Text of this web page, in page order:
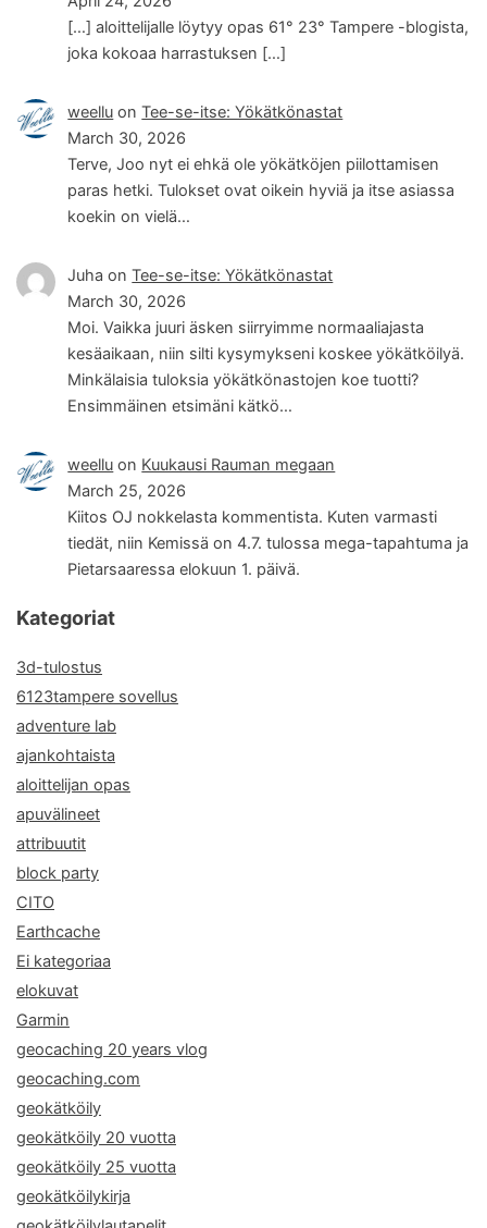
[…] aloittelijalle löytyy opas 61° 23° Tampere -blogista,
joka kokoaa harrastuksen […]
weellu onTee-se-itse: Yökätkönastat
March 30, 2026
Terve, Joo nyt ei ehkä ole yökätköjen piilottamisen
paras hetki. Tulokset ovat oikein hyviä ja itse asiassa
koekin on vielä…
Juha onTee-se-itse: Yökätkönastat
March 30, 2026
Moi. Vaikka juuri äsken siirryimme normaaliajasta
kesäaikaan, niin silti kysymykseni koskee yökätköilyä.
Minkälaisia tuloksia yökätkönastojen koe tuotti?
Ensimmäinen etsimäni kätkö…
weellu on Kuukausi Rauman megaan
March 25, 2026
Kiitos OJ nokkelasta kommentista. Kuten varmasti
tiedät, niin Kemissä on 4.7. tulossa mega-tapahtuma ja
Pietarsaaressa elokuun 1. päivä.
Kategoriat
3d-tulostus
6123tampere sovellus
adventure lab
ajankohtaista
aloittelijan opas
apuvälineet
attribuutit
block party
CITO
Earthcache
Ei kategoriaa
elokuvat
Garmin
geocaching 20 years vlog
geocaching.com
geokätköily
geokätköily 20 vuotta
geokätköily 25 vuotta
geokätköilykirja